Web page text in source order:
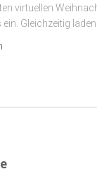
virtuellen
Gleichzeitig